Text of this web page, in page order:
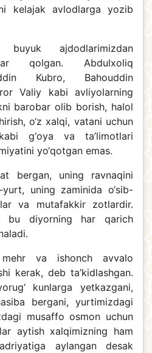
kelajak avlodlarga yozib
buyuk ajdodlarimizdan
qolgan. Abdulxoliq
Kubro, Bahouddin
Valiy kabi avliyolarning
barobar olib borish, halol
o‘z xalqi, vatani uchun
g‘oya va ta’limotlari
yo‘qotgan emas.
bergan, uning ravnaqini
uning zaminida o‘sib-
va mutafakkir zotlardir.
bu diyorning har qarich
va ishonch avvalo
kerak, deb ta’kidlashgan.
kunlarga yetkazgani,
bergani, yurtimizdagi
musaffo osmon uchun
aytish xalqimizning ham
aylangan desak